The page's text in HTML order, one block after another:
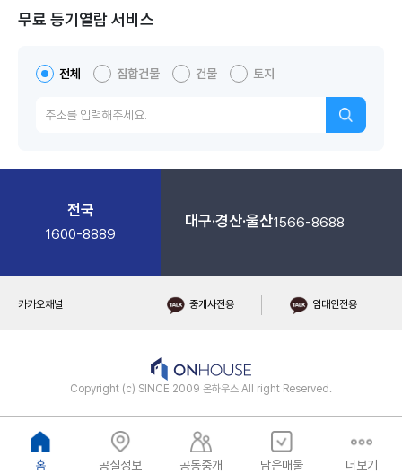
무료 등기열람 서비스
전체 집합건물 건물 토지
전국
1600-8889
대구·경산·울산1566-8688
카카오채널 중개사전용 임대인전용
Copyright (c) SINCE 2009 온하우스 All right Reserved.
홈 공실정보 공동중개 담은매물 더보기